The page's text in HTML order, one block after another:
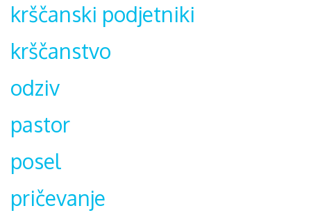
krščanski podjetniki
krščanstvo
odziv
pastor
posel
pričevanje